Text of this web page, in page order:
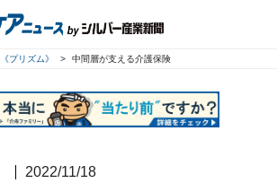
プリズム》 中間層が支える介護保険
2022/11/18